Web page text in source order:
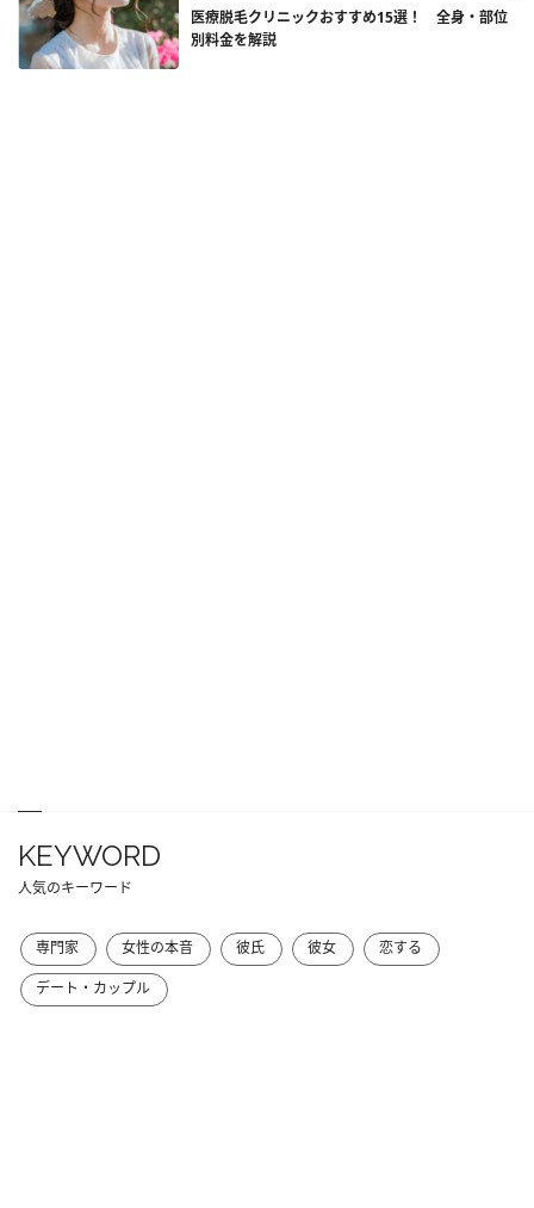
医療脱毛クリニックおすすめ15選！ 全身・部位
別料金を解説
KEYWORD
人気のキーワード
専門家 女性の本音 彼氏 彼女
恋する
デート・カップル